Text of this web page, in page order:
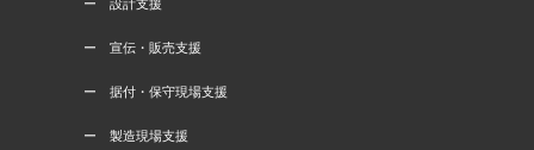
ー 設計支援
ー 宣伝・販売支援
ー 据付・保守現場支援
ー 製造現場支援